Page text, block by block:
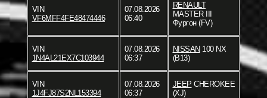
VIN
VF6MFF4FE48474446
07.08.2026
06:40
RENAULT
MASTER III
Фургон (FV)
VIN
1N4AL21EX7C103944
07.08.2026
06:37
NISSAN 100 NX
(B13)
VIN
1J4FJ87S2NL153394
07.08.2026
06:37
JEEP CHEROKEE
(XJ)